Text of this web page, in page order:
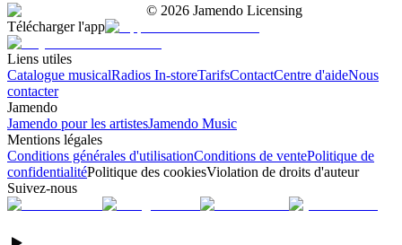
© 2026 Jamendo Licensing
Télécharger l'app
Liens utiles
Catalogue musicalRadios In-storeTarifsContactCentre d'aideNous
contacter
Jamendo
Jamendo pour les artistesJamendo Music
Mentions légales
Conditions générales d'utilisationConditions de ventePolitique de
confidentialitéPolitique des cookiesViolation de droits d'auteur
Suivez-nous